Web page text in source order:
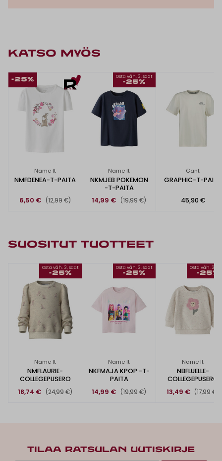
KATSO MYÖS
-25%
Name It
NMFDENEA-T-PAITA
6,50 € (12,99 €)
Osta väh. 3, saat
-25%
Name It
NKMJEB POKEMON
-T-PAITA
14,99 €
(19,99 €)
Gant
GRAPHIC-T-PAITA
45,90 €
SUOSITUT TUOTTEET
Osta väh. 3, saat
-25%
Name It
NMFLAURIE-
COLLEGEPUSERO
18,74 €
(24,99 €)
Osta väh. 3, saat
-25%
Name It
NKFMAJA KPOP -T-
PAITA
14,99 €
(19,99 €)
Osta väh. 3,
-25%
Name It
NBFLUELLE-
COLLEGEPUSERO
13,49 € (17,99 €)
TILAA RATSULAN UUTISKIRJE